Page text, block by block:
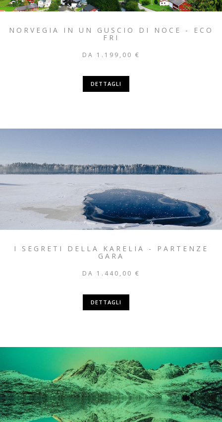
NORVEGIA IN UN GUSCIO DI NOCE - ECO
FRI
DA 1.199,00 €
DETTAGLI
I SEGRETI DELLA KARELIA - PARTENZE
GARA
DA 1.440,00 €
DETTAGLI